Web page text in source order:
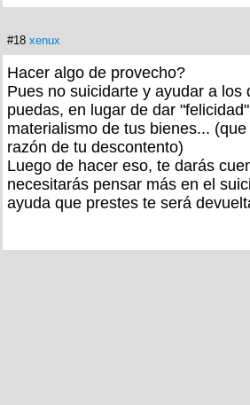
#18 xenux
Hacer algo de provecho?
Pues no suicidarte y ayudar a los
puedas, en lugar de dar
materialismo de tus bienes...
razón de tu descontento)
Luego de hacer eso, te darás
necesitarás pensar más en el
ayuda que prestes te será